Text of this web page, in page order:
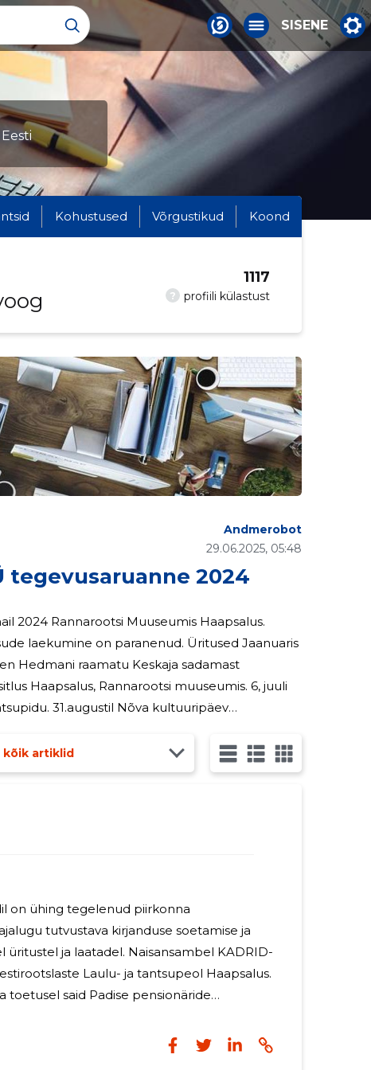
SISENE
Kohustused Võrgustikud Koond
? profiili külastust
1117
tegevusaruanne 2024
29.06.2025, 05:48
Andmerobot
2024 Rannarootsi Muuseumis Haapsalus.
on paranenud. Üritused Jaanuaris
muuseumis. 6, juuli
kõik artiklid
on ühing tegelenud piirkonna
tutvustava kirjanduse soetamise ja
Naisansambel KADRID-
Laulu- ja tantsupeol Haapsalus.
toetusel said Padise pensionäride
30.tegutsemisaastat kontserdil Padise